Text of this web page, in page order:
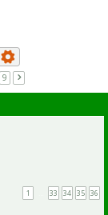
9
1 33 34 35 36